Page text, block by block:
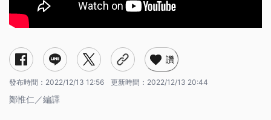
讚
發布時間： 2022/12/13 12:56 更新時間： 2022/12/13 20:44
鄭惟仁／編譯